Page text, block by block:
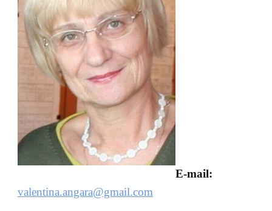
E-mail:
valentina.angara@gmail.com